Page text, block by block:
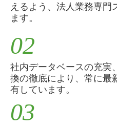
事務所概要
スタッフ紹介
業務提携のご案内
お客様の声
セミナー情報
えるよう、法人業務専門
ます。
02
社内データベースの充実
換の徹底により、常に最
有しています。
03